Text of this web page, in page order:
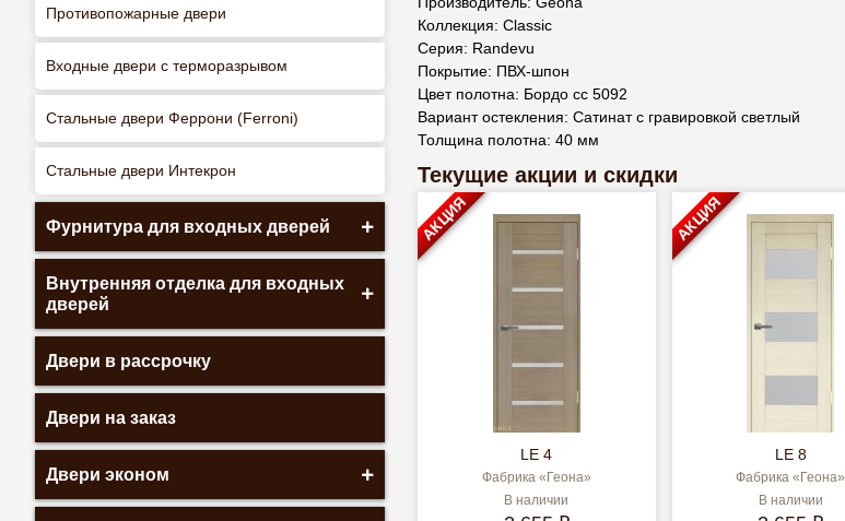
Противопожарные двери
Входные двери с терморазрывом
Стальные двери Феррони (Ferroni)
Стальные двери Интекрон
Фурнитура для входных дверей
Внутренняя отделка для входных
дверей
Двери в рассрочку
Двери на заказ
Двери эконом
Коллекция: Classic
Серия: Randevu
Покрытие: ПВХ-шпон
Цвет полотна: Бордо сс 5092
Вариант остекления: Сатинат с гравировкой светлый
Толщина полотна: 40 мм
Текущие акции и скидки
LE 4
Фабрика «Геона»
В наличии
АКЦИЯ
LE 8
Фабрика «Геона»
В наличии
АКЦИЯ